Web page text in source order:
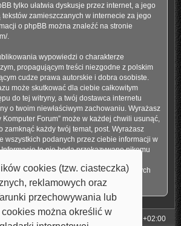
cookies (tzw. ciasteczka)
reklamowych oraz
przechowywania lub
można określić w
tylko ułatwia dyskusje przez internet, a jego
zamieszczanych w internecie za jego
o phpBB można znaleźć na stronie
.
wypowiedzi o charakterze
propagującym treści niezgodne z polskim
cudze prawa autorskie i dobra osobiste.
może skutkować dla ciebie całkowitym
do tej witryny, a twój dostawca internetu
o twoim niewłaściwym zachowaniu. Wyrażasz
Komputer Forum” może w każdej chwili usunąć,
zamknąć każdy twój temat, post. Wyrażasz
wszystkich podanych przez ciebie informacji w
te nie będą przekazywane nikomu
za włamania do witryny, podczas których
danych.
UTC+02:00